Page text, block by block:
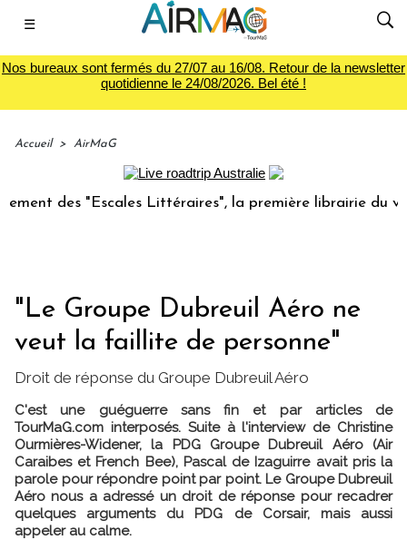
☰
Nos bureaux sont fermés du 27/07 au 16/08. Retour de la newsletter
quotidienne le 24/08/2026. Bel été !
Accueil > AirMaG
des "Escales Littéraires", la première librairie du voyage
"Le Groupe Dubreuil Aéro ne
veut la faillite de personne"
Droit de réponse du Groupe Dubreuil Aéro
C'est une guéguerre sans fin et par articles de
TourMaG.com interposés. Suite à l'interview de Christine
Ourmières-Widener, la PDG Groupe Dubreuil Aéro (Air
Caraibes et French Bee), Pascal de Izaguirre avait pris la
parole pour répondre point par point. Le Groupe Dubreuil
Aéro nous a adressé un droit de réponse pour recadrer
quelques arguments du PDG de Corsair, mais aussi
appeler au calme.